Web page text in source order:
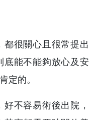
都很關心且很常提出
底能不能夠放心及安
定的。
不容易術後出院，